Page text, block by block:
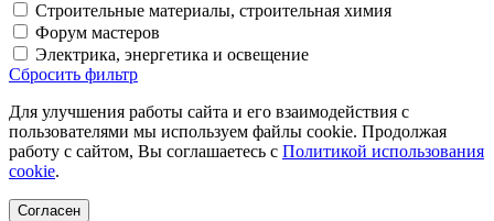
Строительные материалы, строительная химия
Форум мастеров
Электрика, энергетика и освещение
Сбросить фильтр
Для улучшения работы сайта и его взаимодействия с
пользователями мы используем файлы cookie. Продолжая
работу с сайтом, Вы соглашаетесь с Политикой использования
cookie.
Согласен